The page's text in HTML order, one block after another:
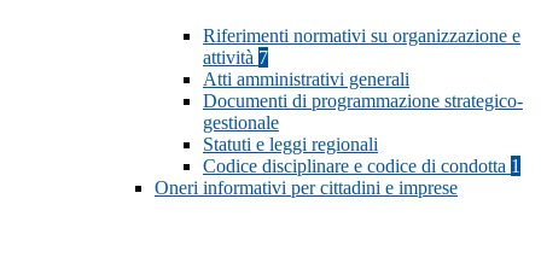
Riferimenti normativi su organizzazione e
attività 7
Atti amministrativi generali
Documenti di programmazione strategico-
gestionale
Statuti e leggi regionali
Codice disciplinare e codice di condotta 1
Oneri informativi per cittadini e imprese